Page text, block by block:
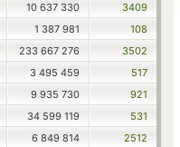
10 637 330
3409
1 387 981
108
233 667 276
3502
3 495 459
517
9 935 730
921
34 599 119
531
6 849 814
2512